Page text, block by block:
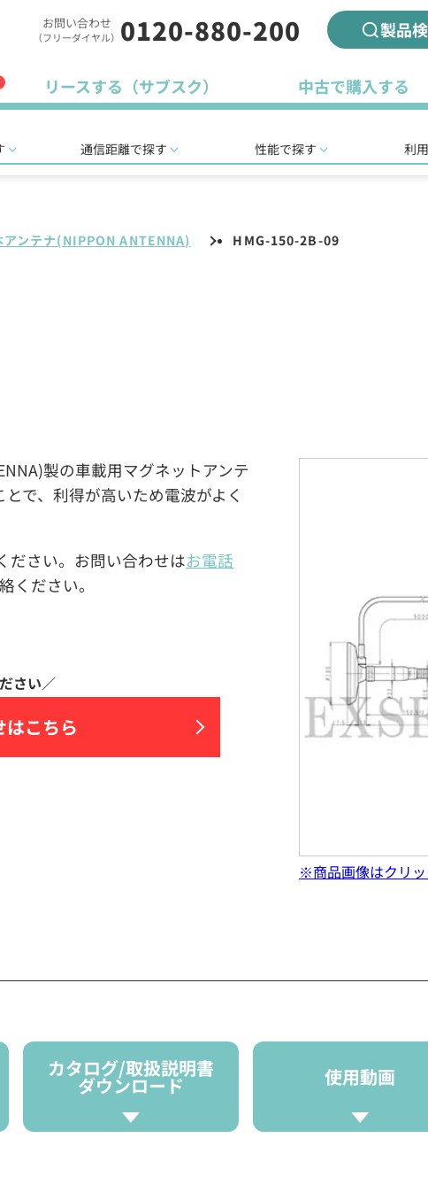
お問い合わせ
（フリーダイヤル） 0120-880-200 製品
リースする（サブスク） 中古で購入する
通信距離で探す 性能で探す 利
アンテナ(NIPPON ANTENNA) HMG-150-2B-09
製の車載用マグネットアンテ
で、利得が高いため電波がよく
ださい。お問い合わせはお電話
ください。
はこちら
※商品画像はクリ
カタログ/取扱説明書
ダウンロード 使用動画